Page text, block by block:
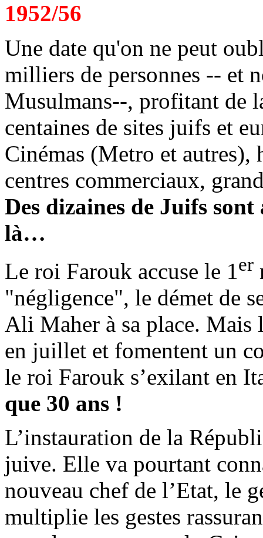
1952/56
Une date qu'on ne peut
milliers de personnes -- et
Musulmans--, profitant de
centaines de sites juifs et
Cinémas (Metro et
centres commerciaux,
Des dizaines de Juifs
là…
Le roi Farouk accuse le 1er
"négligence", le démet de
Ali Maher à sa place. Mais
en juillet et fomentent un
le roi Farouk s’exilant en
que 30 ans !
L’instauration de la
juive. Elle va pourtant
nouveau chef de l’Etat, le
multiplie les gestes